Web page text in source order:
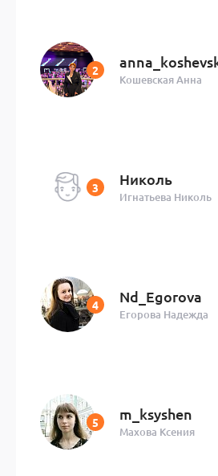
Кошевская Анна
Николь
Игнатьева Николь
Nd_Egorova
Егорова Надежда
m_ksyshen
Махова Ксения